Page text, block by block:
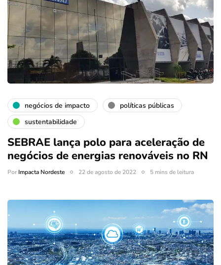
negócios de impacto
políticas públicas
sustentabilidade
SEBRAE lança polo para aceleração de
negócios de energias renováveis no RN
PorImpacta Nordeste 22 de agosto de 2022 5 mins de leitura